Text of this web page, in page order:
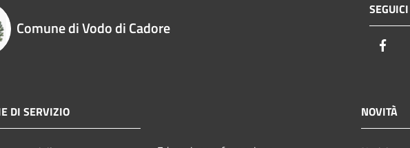
Comune di Vodo di Cadore
DI SERVIZIO NOVITÀ